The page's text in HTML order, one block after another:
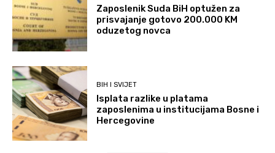
Zaposlenik Suda BiH optužen za
prisvajanje gotovo 200.000 KM
oduzetog novca
BIH I SVIJET
Isplata razlike u platama
zaposlenima u institucijama Bosne i
Hercegovine